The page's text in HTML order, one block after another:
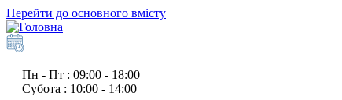
Перейти до основного вмісту
Пн - Пт : 09:00 - 18:00
Субота : 10:00 - 14:00